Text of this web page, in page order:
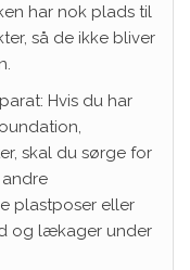
har nok plads til
så de ikke bliver
Hvis du har
skal du sørge for
plastposer eller
og lækager under